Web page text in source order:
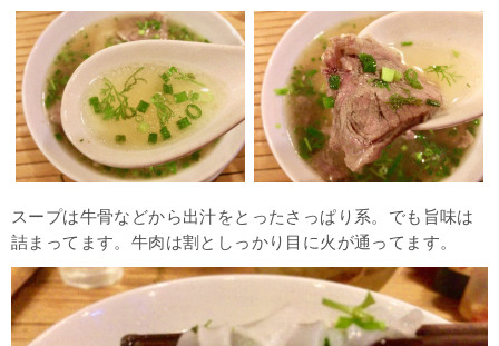
スープは牛骨などから出汁をとったさっぱり系。でも旨味は
詰まってます。牛肉は割としっかり目に火が通ってます。